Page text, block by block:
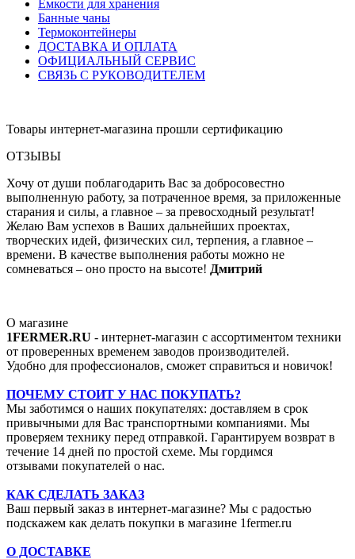
Емкости для хранения
Банные чаны
Термоконтейнеры
ДОСТАВКА И ОПЛАТА
ОФИЦИАЛЬНЫЙ СЕРВИС
СВЯЗЬ С РУКОВОДИТЕЛЕМ
Товары интернет-магазина прошли сертификацию
ОТЗЫВЫ
Хочу от души поблагодарить Вас за добросовестно
выполненную работу, за потраченное время, за приложенные
старания и силы, а главное – за превосходный результат!
Желаю Вам успехов в Ваших дальнейших проектах,
творческих идей, физических сил, терпения, а главное –
времени. В качестве выполнения работы можно не
сомневаться – оно просто на высоте! Дмитрий
О магазине
1FERMER.RU - интернет-магазин с ассортиментом техники
от проверенных временем заводов производителей.
Удобно для профессионалов, сможет справиться и новичок!
ПОЧЕМУ СТОИТ У НАС ПОКУПАТЬ?
Мы заботимся о наших покупателях: доставляем в срок
привычными для Вас транспортными компаниями. Мы
проверяем технику перед отправкой. Гарантируем возврат в
течение 14 дней по простой схеме. Мы гордимся
отзывами покупателей о нас.
КАК СДЕЛАТЬ ЗАКАЗ
Ваш первый заказ в интернет-магазине? Мы с радостью
подскажем как делать покупки в магазине 1fermer.ru
О ДОСТАВКЕ